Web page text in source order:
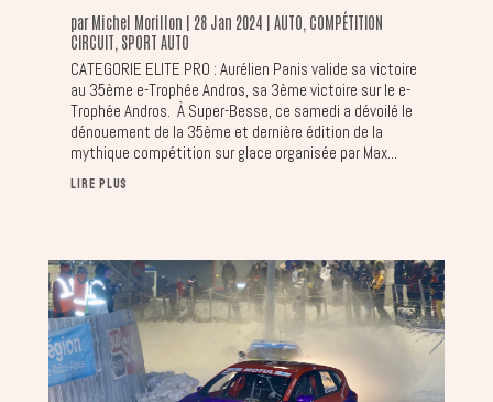
parMichel Morillon | 28 Jan 2024 | AUTO COMPÉTITION
CIRCUIT SPORT AUTO
CATEGORIE ELITE PRO : Aurélien Panis valide sa victoire
au 35ème e-Trophée Andros, sa 3ème victoire sur le e-
Trophée Andros. À Super-Besse, ce samedi a dévoilé le
dénouement de la 35ème et dernière édition de la
mythique compétition sur glace organisée par Max...
LIRE PLUS